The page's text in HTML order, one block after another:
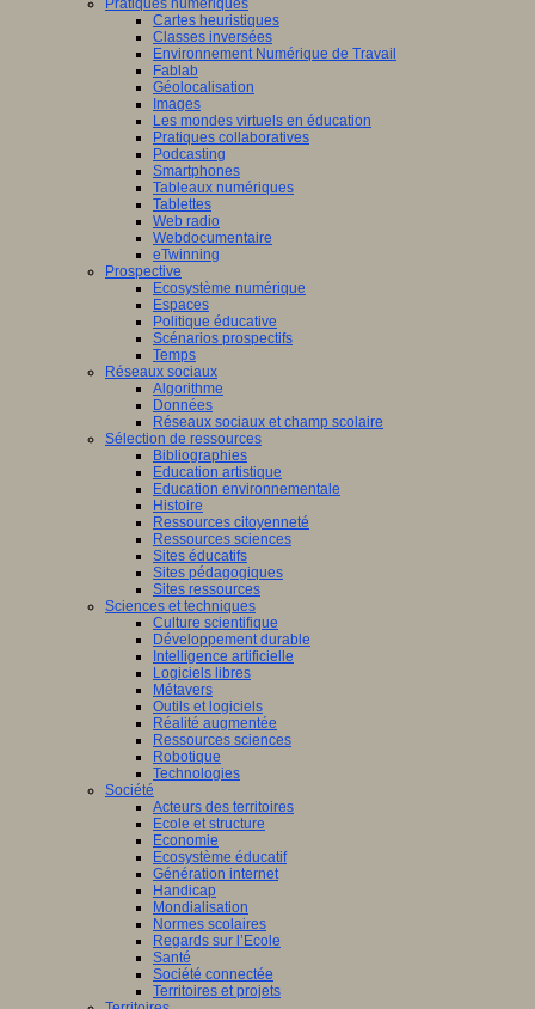
Pratiques numériques
Cartes heuristiques
Classes inversées
Environnement Numérique de Travail
Fablab
Géolocalisation
Images
Les mondes virtuels en éducation
Pratiques collaboratives
Podcasting
Smartphones
Tableaux numériques
Tablettes
Web radio
Webdocumentaire
eTwinning
Prospective
Ecosystème numérique
Espaces
Politique éducative
Scénarios prospectifs
Temps
Réseaux sociaux
Algorithme
Données
Réseaux sociaux et champ scolaire
Sélection de ressources
Bibliographies
Education artistique
Education environnementale
Histoire
Ressources citoyenneté
Ressources sciences
Sites éducatifs
Sites pédagogiques
Sites ressources
Sciences et techniques
Culture scientifique
Développement durable
Intelligence artificielle
Logiciels libres
Métavers
Outils et logiciels
Réalité augmentée
Ressources sciences
Robotique
Technologies
Société
Acteurs des territoires
Ecole et structure
Economie
Ecosystème éducatif
Génération internet
Handicap
Mondialisation
Normes scolaires
Regards sur l’Ecole
Santé
Société connectée
Territoires et projets